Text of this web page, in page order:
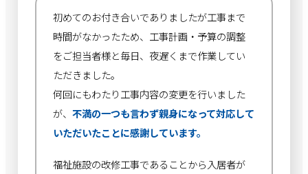
初めてのお付き合いでありましたが工事まで
時間がなかったため、工事計画・予算の調整
をご担当者様と毎日、夜遅くまで作業してい
ただきました。
何回にもわたり工事内容の変更を行いました
が、不満の一つも言わず親身になって対応して
いただいたことに感謝しています。
福祉施設の改修工事であることから入居者が